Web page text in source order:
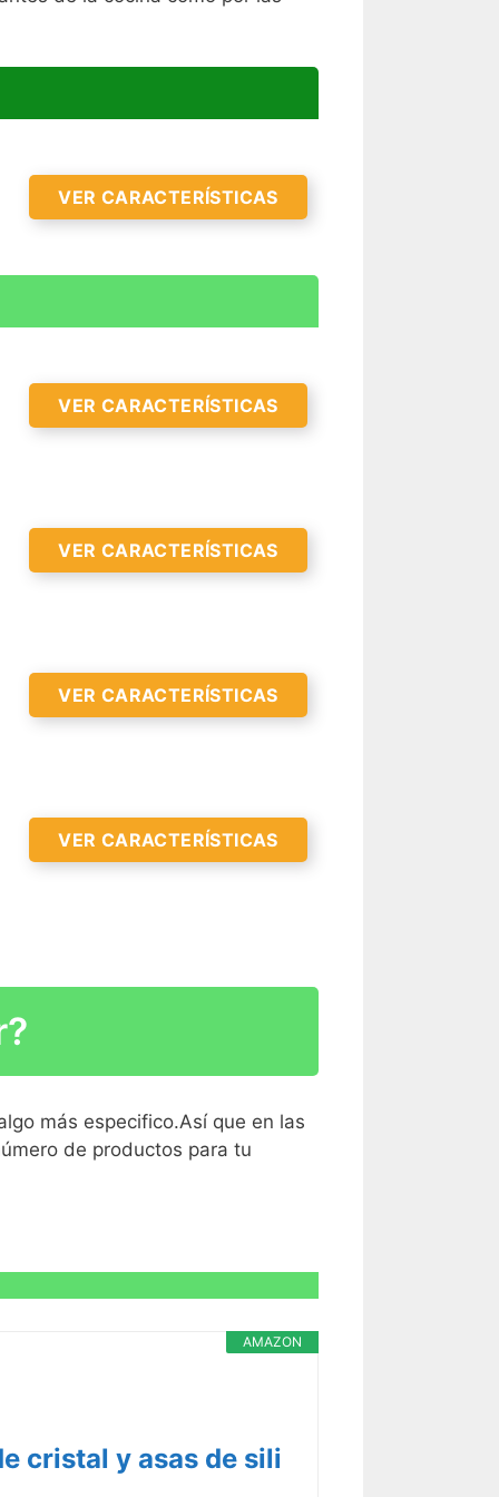
VER CARACTERÍSTICAS
VER CARACTERÍSTICAS
CARACTERÍSTICAS >
VER CARACTERÍSTICAS
VER CARACTERÍSTICAS
CARACTERÍSTICAS >
VER CARACTERÍSTICAS
CARACTERÍSTICAS >
más especifico.Así que en las
de productos para tu
AMAZON
cristal y asas de sili